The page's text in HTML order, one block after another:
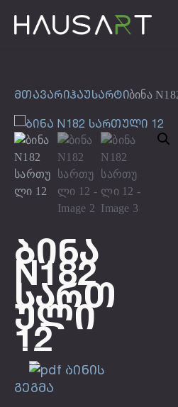
მთავარიჰაუსარტიბინა
Ბინა
N182
Სართ
Ული
12
ბინის
გეგმა